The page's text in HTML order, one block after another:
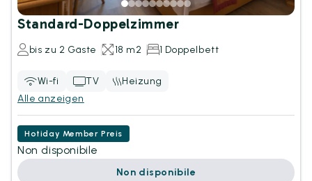
Standard-Doppelzimmer
bis zu 2 Gäste 18 m2 1 Doppelbett
Wi-fi TV
Heizung
Alle anzeigen
Hotiday Member Preis
Non disponibile
Non disponibile